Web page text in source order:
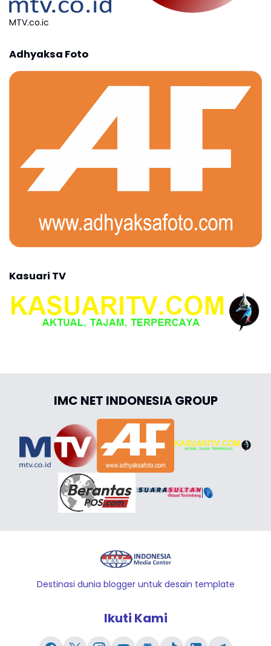
MTV.co.ic
Adhyaksa Foto
Kasuari TV
IMC NET INDONESIA GROUP
Destinasi dunia blogger untuk desain template
Ikuti Kami